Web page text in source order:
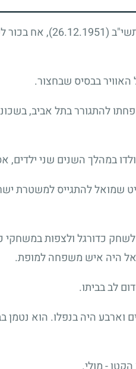
(26.12.1951)
, אח בכור
החליט שמואל להתגייס
כדורגל ולצפות במשחקי
היה איש משפחה למופת.
לב בביתו.
היה בנפלו. הוא נטמן